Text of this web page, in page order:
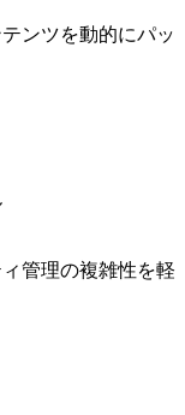
ンツを動的にパッ
管理の複雑性を軽